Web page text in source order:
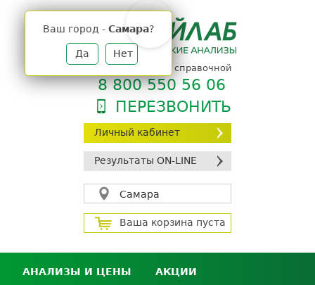
Личный кабинет
Результаты ON-LINE
Самара
Ваш город - Самара?
Да Нет
Ваша корзина пуста
телефон единой справочной
8 800 550 56 06
ПЕРЕЗВОНИТЬ
АНАЛИЗЫ И ЦЕНЫ
АКЦИИ